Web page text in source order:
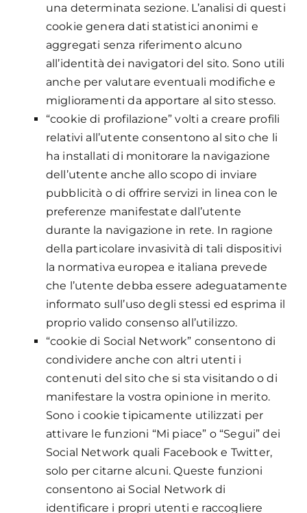
una determinata sezione. L’analisi di questi
cookie genera dati statistici anonimi e
aggregati senza riferimento alcuno
all’identità dei navigatori del sito. Sono utili
anche per valutare eventuali modifiche e
miglioramenti da apportare al sito stesso.
“cookie di profilazione” volti a creare profili
relativi all’utente consentono al sito che li
ha installati di monitorare la navigazione
dell’utente anche allo scopo di inviare
pubblicità o di offrire servizi in linea con le
preferenze manifestate dall’utente
durante la navigazione in rete. In ragione
della particolare invasività di tali dispositivi
la normativa europea e italiana prevede
che l’utente debba essere adeguatamente
informato sull’uso degli stessi ed esprima il
proprio valido consenso all’utilizzo.
“cookie di Social Network” consentono di
condividere anche con altri utenti i
contenuti del sito che si sta visitando o di
manifestare la vostra opinione in merito.
Sono i cookie tipicamente utilizzati per
attivare le funzioni “Mi piace” o “Segui” dei
Social Network quali Facebook e Twitter,
solo per citarne alcuni. Queste funzioni
consentono ai Social Network di
identificare i propri utenti e raccogliere